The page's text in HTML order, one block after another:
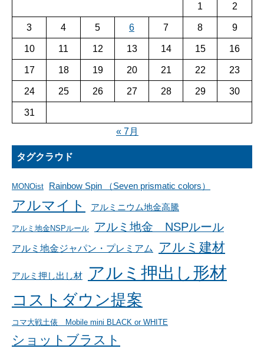
1 2
3 4 5 6 7 8 9
10 11 12 13 14 15 16
17 18 19 20 21 22 23
24 25 26 27 28 29 30
31
« 7月
タグクラウド
MONOist Rainbow Spin （Seven prismatic colors）
アルマイト アルミニウム地金高騰
アルミ地金NSPルール アルミ地金 NSPルール
アルミ地金ジャパン・プレミアム アルミ建材
アルミ押し出し材 アルミ押出し形材
コストダウン提案
コマ大戦土俵 Mobile mini BLACK or WHITE
ショットブラスト